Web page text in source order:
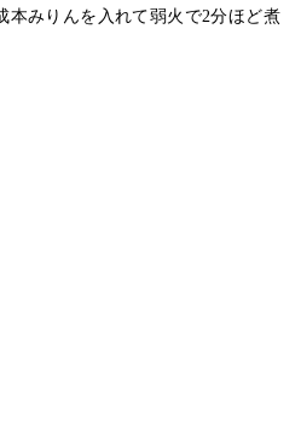
本みりんを入れて弱火で2分ほど煮